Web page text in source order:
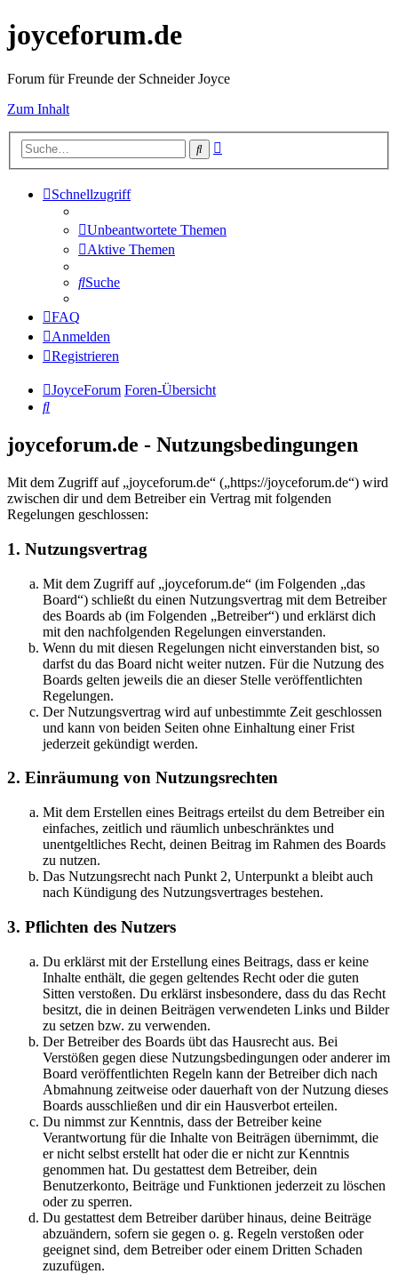
joyceforum.de
Forum für Freunde der Schneider Joyce
Zum Inhalt
Suche
Schnellzugriff
Unbeantwortete Themen
Aktive Themen
Suche
FAQ
Anmelden
Registrieren
JoyceForum Foren-Übersicht
Suche
joyceforum.de - Nutzungsbedingungen
Mit dem Zugriff auf „joyceforum.de“ („https://joyceforum.de“) wird
zwischen dir und dem Betreiber ein Vertrag mit folgenden
Regelungen geschlossen:
1. Nutzungsvertrag
Mit dem Zugriff auf „joyceforum.de“ (im Folgenden „das
Board“) schließt du einen Nutzungsvertrag mit dem Betreiber
des Boards ab (im Folgenden „Betreiber“) und erklärst dich
mit den nachfolgenden Regelungen einverstanden.
Wenn du mit diesen Regelungen nicht einverstanden bist, so
darfst du das Board nicht weiter nutzen. Für die Nutzung des
Boards gelten jeweils die an dieser Stelle veröffentlichten
Regelungen.
Der Nutzungsvertrag wird auf unbestimmte Zeit geschlossen
und kann von beiden Seiten ohne Einhaltung einer Frist
jederzeit gekündigt werden.
2. Einräumung von Nutzungsrechten
Mit dem Erstellen eines Beitrags erteilst du dem Betreiber ein
einfaches, zeitlich und räumlich unbeschränktes und
unentgeltliches Recht, deinen Beitrag im Rahmen des Boards
zu nutzen.
Das Nutzungsrecht nach Punkt 2, Unterpunkt a bleibt auch
nach Kündigung des Nutzungsvertrages bestehen.
3. Pflichten des Nutzers
Du erklärst mit der Erstellung eines Beitrags, dass er keine
Inhalte enthält, die gegen geltendes Recht oder die guten
Sitten verstoßen. Du erklärst insbesondere, dass du das Recht
besitzt, die in deinen Beiträgen verwendeten Links und Bilder
zu setzen bzw. zu verwenden.
Der Betreiber des Boards übt das Hausrecht aus. Bei
Verstößen gegen diese Nutzungsbedingungen oder anderer im
Board veröffentlichten Regeln kann der Betreiber dich nach
Abmahnung zeitweise oder dauerhaft von der Nutzung dieses
Boards ausschließen und dir ein Hausverbot erteilen.
Du nimmst zur Kenntnis, dass der Betreiber keine
Verantwortung für die Inhalte von Beiträgen übernimmt, die
er nicht selbst erstellt hat oder die er nicht zur Kenntnis
genommen hat. Du gestattest dem Betreiber, dein
Benutzerkonto, Beiträge und Funktionen jederzeit zu löschen
oder zu sperren.
Du gestattest dem Betreiber darüber hinaus, deine Beiträge
abzuändern, sofern sie gegen o. g. Regeln verstoßen oder
geeignet sind, dem Betreiber oder einem Dritten Schaden
zuzufügen.